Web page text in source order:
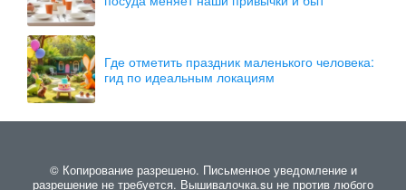
Где отметить праздник маленького человека:
гид по идеальным локациям
© Копирование разрешено. Письменное уведомление и
разрешение не требуется. Вышивалочка.su не против любого